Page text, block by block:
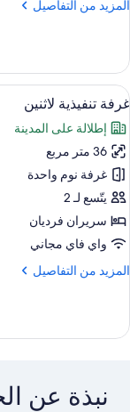
المزيد من التفاصيل
المزيد
غرفة
تنفيذية
استعراض
جميع
صور
غرفة
تنفيذية
لاثنين
6
غرفة تنفيذية لاثنين
إطلالة على المدينة
36 متر مربع
غرفة نوم واحدة
يتّسع لـ 2
سريران فرديان
واي فاي مجاني
المزيد من التفاصيل
المزيد
غرفة
نبذة عن